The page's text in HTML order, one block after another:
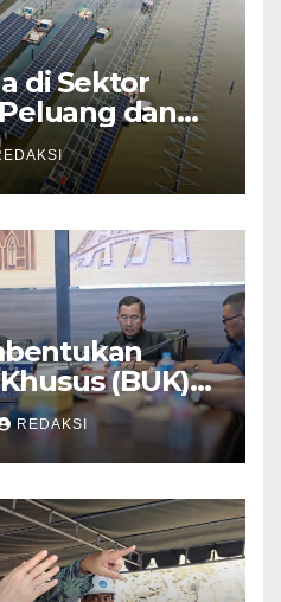
di Sektor
dan
(BUK)
Revisi RUU
REDAKSI